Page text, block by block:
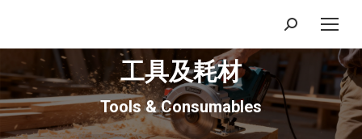
搜
索：
工具及耗材
Tools & Consumables
你在这里：